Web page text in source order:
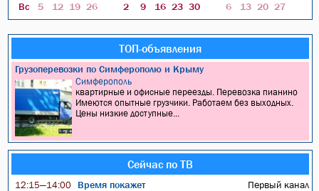
Вс
5
12 19 26
2
9 16 23 30
6
13 20 27
ТОП-объявления
Грузоперевозки по Симферополю и Крыму
Симферополь
квартирные и офисные переезды. Перевозка пианино
Имеются опытные грузчики. Работаем без выходных.
Цены низкие доступные...
Сейчас по ТВ
12:15—14:00 Время покажет Первый канал